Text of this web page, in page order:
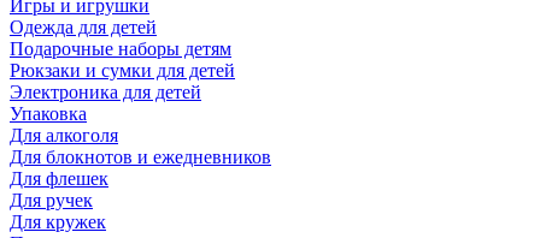
Игры и игрушки
Одежда для детей
Подарочные наборы детям
Рюкзаки и сумки для детей
Электроника для детей
Упаковка
Для алкоголя
Для блокнотов и ежедневников
Для флешек
Для ручек
Для кружек